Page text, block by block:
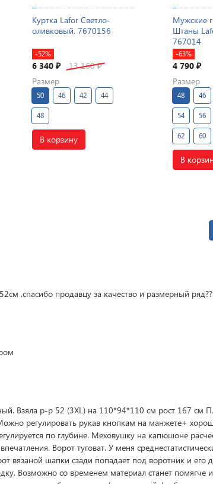
Куртка Lafor Светло-
оливковый, 7670156
-52%
6 340₽ 13 160₽
Размер
50 46 42 44
48
В корзину
Мужские
Штаны
767014
-63%
4 790 ₽
Размер
48 46
54 56
62 60
В
.спасибо продавцу за качество и размерный
Взяла р-р 52 (3XL) на 110*94*110 см рост 167 см
регулировать рукав кнопкам на манжете+
по глубине. Меховушку на капюшоне
Ворот туговат. У меня
вязаной шапки сзади попадает под воротник и его
Возможно со временем материал станет помягче